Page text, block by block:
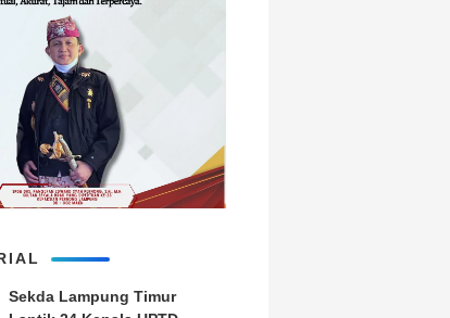
‎Sekda Lampung Timur